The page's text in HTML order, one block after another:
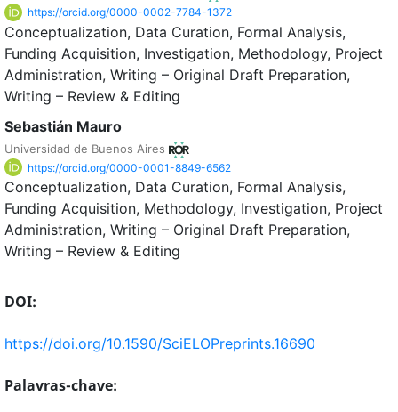
https://orcid.org/0000-0002-7784-1372
Conceptualization Data Curation Formal Analysis
Funding Acquisition Investigation Methodology Project
Administration Writing – Original Draft Preparation
Writing – Review & Editing
Sebastián Mauro
Universidad de Buenos Aires
https://orcid.org/0000-0001-8849-6562
Conceptualization Data Curation Formal Analysis
Funding Acquisition Methodology Investigation Project
Administration Writing – Original Draft Preparation
Writing – Review & Editing
DOI:
https://doi.org/10.1590/SciELOPreprints.16690
Palavras-chave: